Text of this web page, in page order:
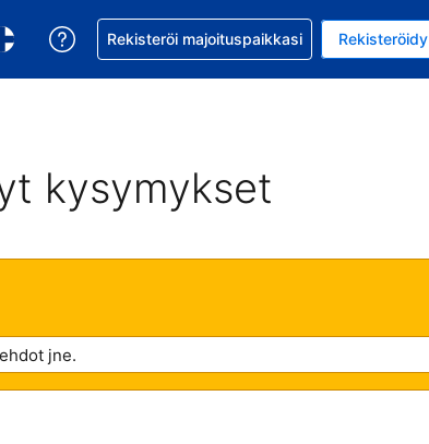
Tämänhetkinen valuutta on EUR
Valitse kieli. Tämänhetkinen kieli on Suomi
Pyydä apua varauksesi kanssa
Rekisteröi majoituspaikkasi Rekisteröidy
kysymykset